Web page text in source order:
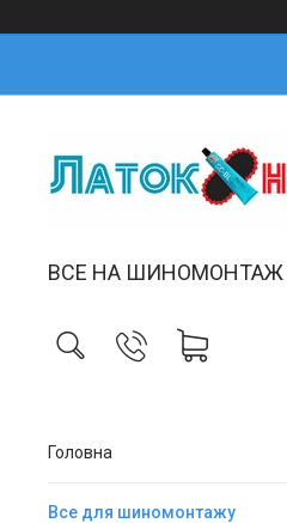
ВСЕ НА ШИНОМОНТАЖ
Головна
Все для шиномонтажу